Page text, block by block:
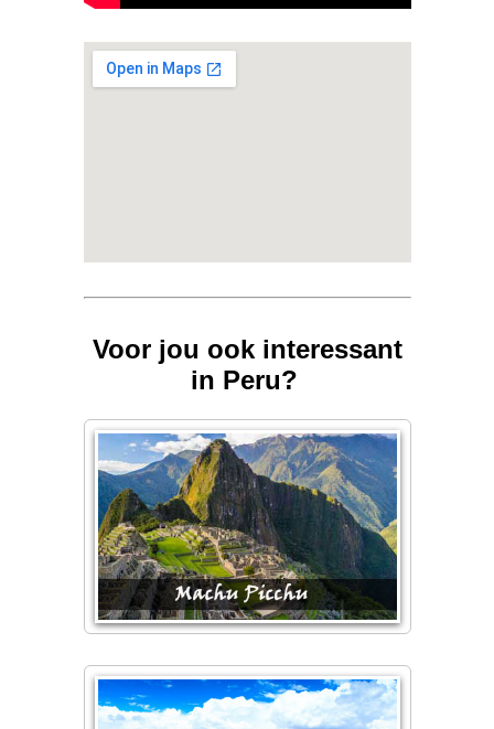
Voor jou ook interessant
in Peru?